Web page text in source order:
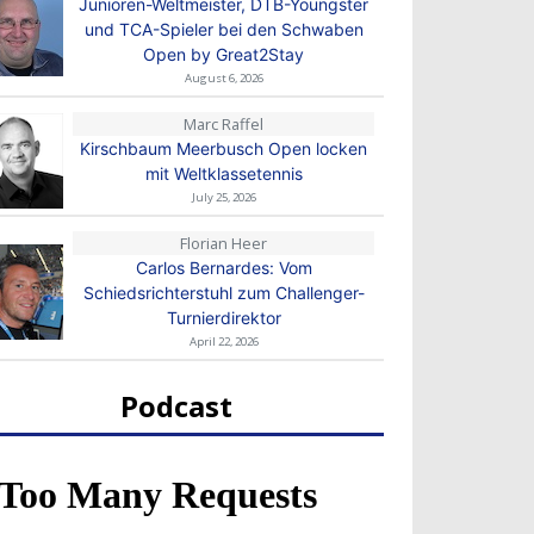
und TCA-Spieler bei den Schwaben
Open by Great2Stay
August 6, 2026
Marc Raffel
Kirschbaum Meerbusch Open locken
mit Weltklassetennis
July 25, 2026
Florian Heer
Carlos Bernardes: Vom
Schiedsrichterstuhl zum Challenger-
Turnierdirektor
April 22, 2026
Podcast